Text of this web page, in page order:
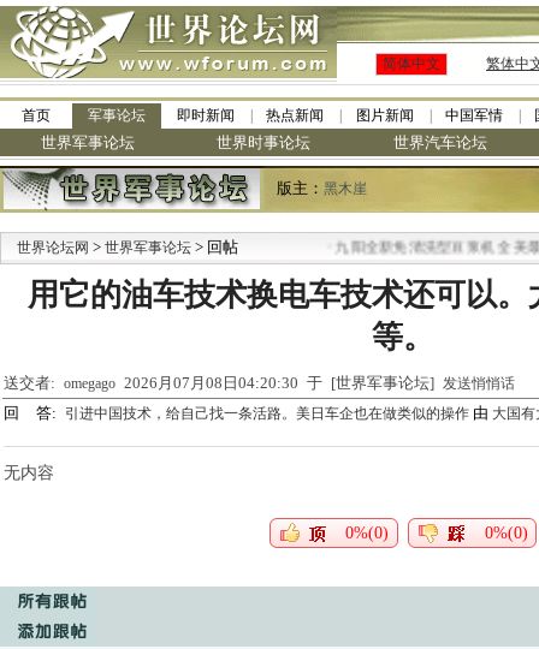
简体中文 繁体中
首页 军事论坛 即时新闻 热点新闻 图片新闻 中国军情
世界军事论坛 世界时事论坛 世界汽车论坛
版主： 黑木崖
世界论坛网 > 世界军事论坛 > 回帖 九阳全新免清洗型豆浆机 全美最低
用它的油车技术换电车技术还可以
等。
送交者: omegago 2026月07月08日04:20:30 于 [世界军事论坛] 发送悄悄话
回 答: 引进中国技术，给自己找一条活路。美日车企也在做类似的操作 由 大国
无内容
0%(0) 0%(0)